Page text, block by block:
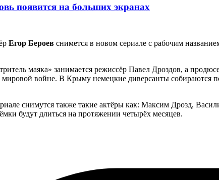
появится на больших экранах
Егор Бероев снимется в новом сериале с рабочим
маяка» занимается режиссёр Павел Дроздов, а
войне. В Крыму немецкие диверсанты собираются
снимутся также такие актёры как: Максим Дрозд,
будут длиться на протяжении четырёх месяцев.